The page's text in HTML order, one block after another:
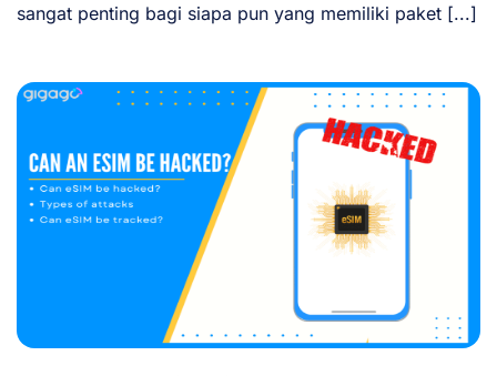
sangat penting bagi siapa pun yang memiliki paket [...]